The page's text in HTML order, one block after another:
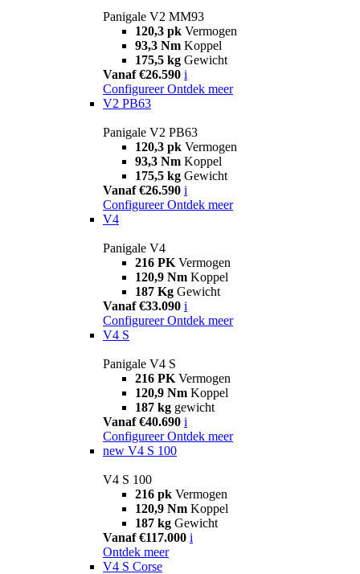
Panigale V2 MM93
120,3 pk Vermogen
93,3 Nm Koppel
175,5 kg Gewicht
Vanaf €26.590 i
Configureer Ontdek meer
V2 PB63
Panigale V2 PB63
120,3 pk Vermogen
93,3 Nm Koppel
175,5 kg Gewicht
Vanaf €26.590 i
Configureer Ontdek meer
V4
Panigale V4
216 PK Vermogen
120,9 Nm Koppel
187 Kg Gewicht
Vanaf €33.090 i
Configureer Ontdek meer
V4 S
Panigale V4 S
216 PK Vermogen
120,9 Nm Koppel
187 kg gewicht
Vanaf €40.690 i
Configureer Ontdek meer
new V4 S 100
V4 S 100
216 pk Vermogen
120,9 Nm Koppel
187 kg Gewicht
Vanaf €117.000 i
Ontdek meer
V4 S Corse